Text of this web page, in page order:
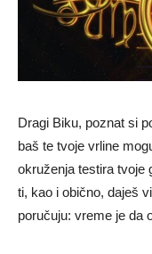
Dragi Biku, poznat si
baš te tvoje vrline
okruženja testira tvoje
ti, kao i obično, daješ
poručuju: vreme je da